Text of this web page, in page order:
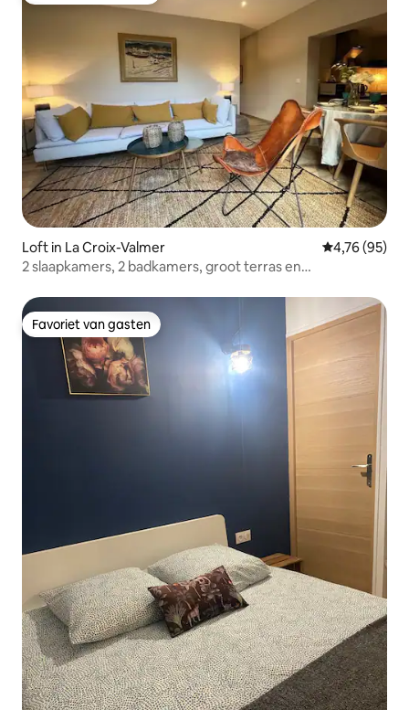
Loft in La Croix-Valmer Gemiddelde
4,76 (95)
2 slaapkamers, 2 badkamers, groot terras en
Favoriet van gasten
Favoriet van gasten